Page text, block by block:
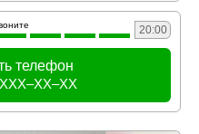
20:00
телефон